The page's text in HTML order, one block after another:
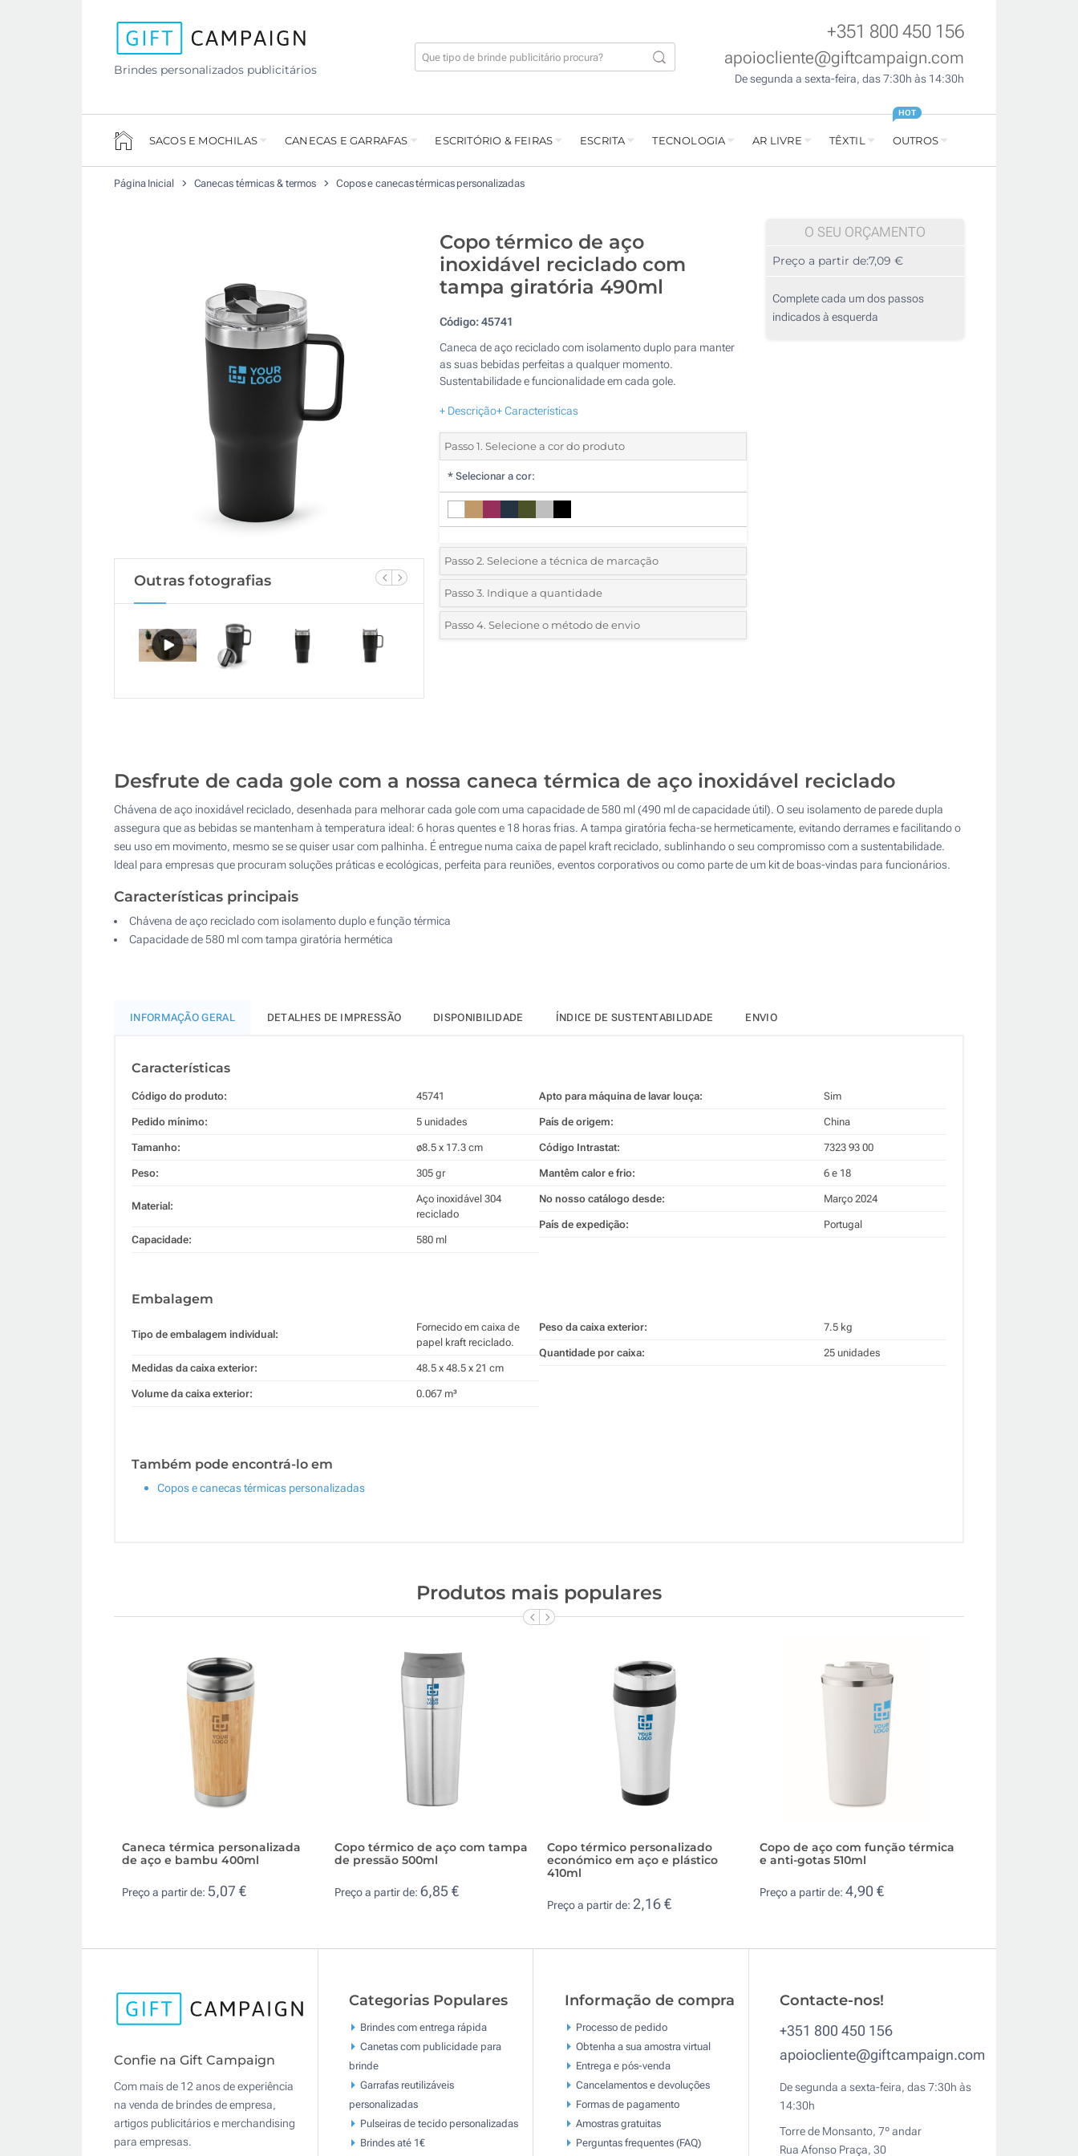
Brindes personalizados publicitários
+351 800 450 156
apoiocliente@giftcampaign.com
De segunda a sexta-feira, das 7:30h às 14:30h
SACOS E MOCHILAS CANECAS E GARRAFAS ESCRITÓRIO & FEIRAS ESCRITA TECNOLOGIA AR LIVRE TÊXTIL OUTROS
HOT
Página Inicial Canecas térmicas & termos Copos e canecas térmicas personalizadas
Outras fotografias
Copo térmico de aço
inoxidável reciclado com
tampa giratória 490ml
Código:45741
Caneca de aço reciclado com isolamento duplo para manter
as suas bebidas perfeitas a qualquer momento.
Sustentabilidade e funcionalidade em cada gole.
+ Descrição+ Características
Passo 1. Selecione a cor do produto
* Selecionar a cor:
Passo 2. Selecione a técnica de marcação
*Selecione o tipo de marcação e as cores do logotipo:
1 Cor (Num lado)
Passo 3. Indique a quantidade
*Quantidade mínima:5
50
100
Outra : Atualizar
Passo 4. Selecione o método de envio
O SEU ORÇAMENTO
Preço a partir de:7,09 €
Complete cada um dos passos
indicados à esquerda
Desfrute de cada gole com a nossa caneca térmica de aço inoxidável reciclado
Chávena de aço inoxidável reciclado, desenhada para melhorar cada gole com uma capacidade de 580 ml (490 ml de capacidade útil). O seu isolamento de parede dupla
assegura que as bebidas se mantenham à temperatura ideal: 6 horas quentes e 18 horas frias. A tampa giratória fecha-se hermeticamente, evitando derrames e facilitando o
seu uso em movimento, mesmo se se quiser usar com palhinha. É entregue numa caixa de papel kraft reciclado, sublinhando o seu compromisso com a sustentabilidade.
Ideal para empresas que procuram soluções práticas e ecológicas, perfeita para reuniões, eventos corporativos ou como parte de um kit de boas-vindas para funcionários.
Características principais
Chávena de aço reciclado com isolamento duplo e função térmica
Capacidade de 580 ml com tampa giratória hermética
INFORMAÇÃO GERAL DETALHES DE IMPRESSÃO DISPONIBILIDADE ÍNDICE DE SUSTENTABILIDADE ENVIO
Características
Código do produto: 45741
Pedido mínimo: 5 unidades
Tamanho: ø8.5 x 17.3 cm
Peso: 305 gr
Material:
Aço inoxidável 304
reciclado
Capacidade: 580 ml
Apto para máquina de lavar louça: Sim
País de origem: China
Código Intrastat: 7323 93 00
Mantêm calor e frio: 6 e 18
No nosso catálogo desde: Março 2024
País de expedição: Portugal
Embalagem
Tipo de embalagem individual:
Fornecido em caixa de
papel kraft reciclado.
Medidas da caixa exterior: 48.5 x 48.5 x 21 cm
Volume da caixa exterior: 0.067 m³
Peso da caixa exterior: 7.5 kg
Quantidade por caixa: 25 unidades
Também pode encontrá-lo em
Copos e canecas térmicas personalizadas
Produtos mais populares
Caneca térmica personalizada
de aço e bambu 400ml
Preço a partir de: 5,07 €
Copo térmico de aço com tampa
de pressão 500ml
Preço a partir de: 6,85 €
Copo térmico personalizado
económico em aço e plástico
410ml
Preço a partir de: 2,16 €
Copo de aço com função térmica
e anti-gotas 510ml
Preço a partir de: 4,90 €
Confie na Gift Campaign
Com mais de 12 anos de experiência
na venda de brindes de empresa,
artigos publicitários e merchandising
para empresas.
Categorias Populares
Brindes com entrega rápida
Canetas com publicidade para
brinde
Garrafas reutilizáveis
personalizadas
Pulseiras de tecido personalizadas
Brindes até 1€
Informação de compra
Processo de pedido
Obtenha a sua amostra virtual
Entrega e pós-venda
Cancelamentos e devoluções
Formas de pagamento
Amostras gratuitas
Perguntas frequentes (FAQ)
Contacte-nos!
+351 800 450 156
apoiocliente@giftcampaign.com
De segunda a sexta-feira, das 7:30h às
14:30h
Torre de Monsanto, 7º andar
Rua Afonso Praça, 30